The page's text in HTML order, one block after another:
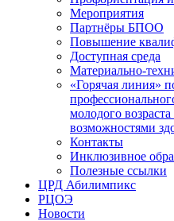
Мероприятия
Партнёры БПОО
Повышение
Доступная среда
Материально-
«Горячая линия»
молодого
возможностями
Контакты
Инклюзивное
Полезные ссылки
ЦРД Абилимпикс
РЦОЭ
Новости